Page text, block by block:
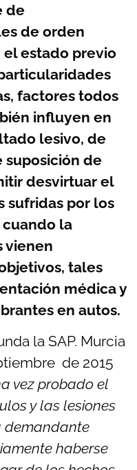
de
de orden
estado previo
factores todos
influyen en
lesivo, de
de
desvirtuar el
sufridas por los
la
vienen
tales
médica y
en autos.
la SAP. Murcia
de 2015
vez probado el
y las lesiones
demandante
haberse